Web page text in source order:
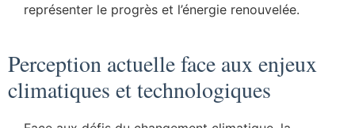
représenter le progrès et l’énergie renouvelée.
Perception actuelle face aux enjeux
climatiques et technologiques